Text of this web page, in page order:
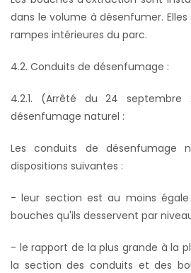
dans le volume à désenfumer.
rampes intérieures du parc.
4.2. Conduits de désenfumage :
4.2.1. (Arrêté du 24
désenfumage naturel :
Les conduits de désenfumage
dispositions suivantes :
- leur section est au moins
bouches qu'ils desservent par
- le rapport de la plus grande à la
la section des conduits et des